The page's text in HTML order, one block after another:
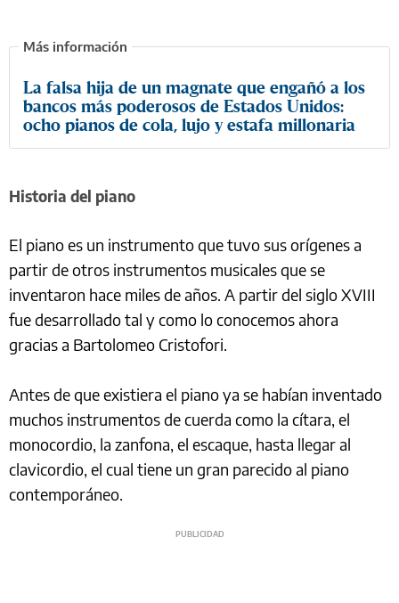
La falsa hija de un magnate que engañó a los
bancos más poderosos de Estados Unidos:
ocho pianos de cola, lujo y estafa millonaria
Historia del piano
El piano es un instrumento que tuvo sus orígenes a
partir de otros instrumentos musicales que se
inventaron hace miles de años. A partir del siglo XVIII
fue desarrollado tal y como lo conocemos ahora
gracias a Bartolomeo Cristofori.
Antes de que existiera el piano ya se habían inventado
muchos instrumentos de cuerda como la cítara, el
monocordio, la zanfona, el escaque, hasta llegar al
clavicordio, el cual tiene un gran parecido al piano
contemporáneo.